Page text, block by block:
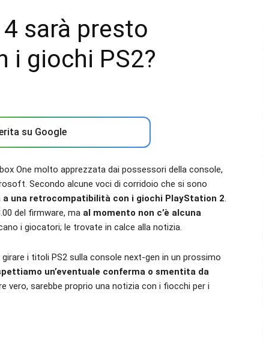
sarà presto
i giochi PS2?
su Google
One molto apprezzata dai possessori della console,
Secondo alcune voci di corridoio che si sono
a una retrocompatibilità con i giochi PlayStation 2.
del firmware, ma al momento non c’è alcuna
i giocatori; le trovate in calce alla notizia.
i titoli PS2 sulla console next-gen in un prossimo
un’eventuale conferma o smentita da
vero, sarebbe proprio una notizia con i fiocchi per i